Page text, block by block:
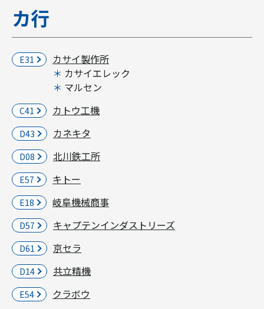
カ行
E31
カサイ製作所
カサイエレック
マルセン
C41 カトウ工機
D43 カネキタ
D08 北川鉄工所
E57 キトー
E18 岐阜機械商事
D57 キャプテンインダストリーズ
D61 京セラ
D14 共立精機
E54 クラボウ